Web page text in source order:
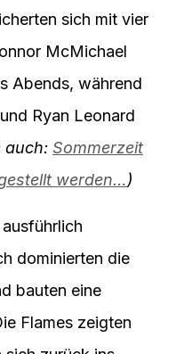
sich mit vier
McMichael
Abends, während
Ryan Leonard
auch: Sommerzeit
werden…)
ausführlich
dominierten die
bauten eine
Flames zeigten